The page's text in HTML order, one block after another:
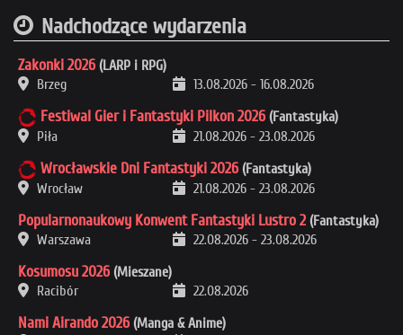
Nadchodzące wydarzenia
Zakonki 2026 (LARP i RPG)
Brzeg
13.08.2026 - 16.08.2026
Festiwal Gier i Fantastyki Pilkon 2026 (Fantastyka)
Piła
21.08.2026 - 23.08.2026
Wrocławskie Dni Fantastyki 2026 (Fantastyka)
Wrocław
21.08.2026 - 23.08.2026
Popularnonaukowy Konwent Fantastyki Lustro 2 (Fantastyka)
Warszawa
22.08.2026 - 23.08.2026
Kosumosu 2026 (Mieszane)
Racibór
22.08.2026
Nami Airando 2026 (Manga & Anime)